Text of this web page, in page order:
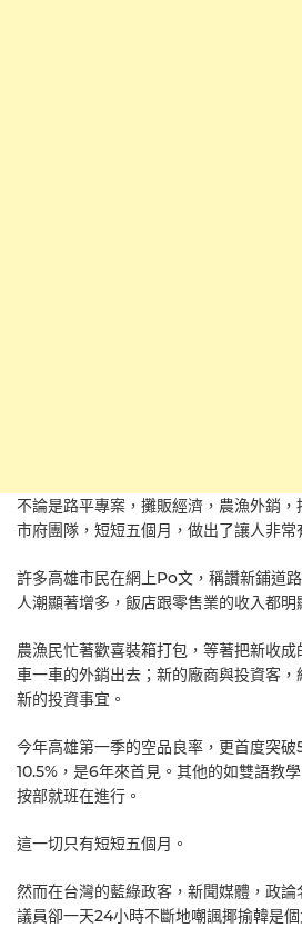
不論是路平專案，攤販經濟，農漁外銷
市府團隊，短短五個月，做出了讓人非常
許多高雄市民在網上Po文，稱讚新鋪道
人潮顯著增多，飯店跟零售業的收入都明
農漁民忙著歡喜裝箱打包，等著把新收
車一車的外銷出去；新的廠商與投資客
新的投資事宜。
今年高雄第一季的空品良率，更首度突
10.5%，是6年來首見。其他的如雙語教
按部就班在進行。
這一切只有短短五個月。
然而在台灣的藍綠政客，新聞媒體，政
議員卻一天24小時不斷地嘲諷揶揄韓是個